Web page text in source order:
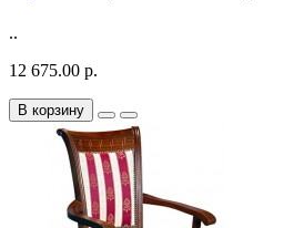
..
12 675.00 р.
В корзину